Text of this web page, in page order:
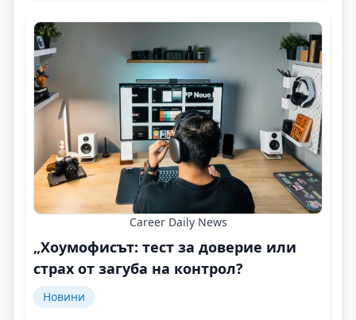
Career Daily News
„Хоумофисът: тест за доверие или
страх от загуба на контрол?
Новини